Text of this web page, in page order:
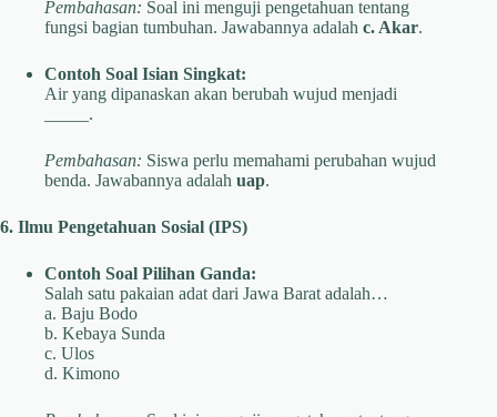
Pembahasan: Soal ini menguji pengetahuan tentang
fungsi bagian tumbuhan. Jawabannya adalah c. Akar.
Contoh Soal Isian Singkat:
Air yang dipanaskan akan berubah wujud menjadi
_____.
Pembahasan: Siswa perlu memahami perubahan wujud
benda. Jawabannya adalah uap.
6. Ilmu Pengetahuan Sosial (IPS)
Contoh Soal Pilihan Ganda:
Salah satu pakaian adat dari Jawa Barat adalah…
a. Baju Bodo
b. Kebaya Sunda
c. Ulos
d. Kimono